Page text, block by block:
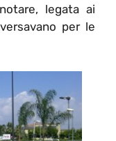
legata ai
per le